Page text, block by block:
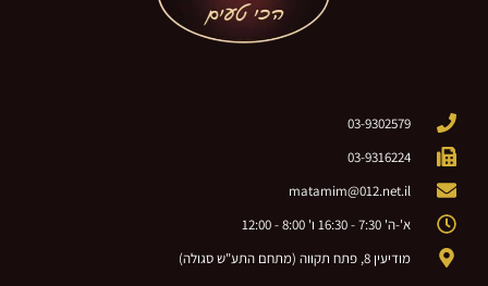
03-9302579
03-9316224
matamim@012.net.il
א'-ה' 7:30 - 16:30 ו' 8:00 - 12:00
מודיעין 8, פתח תקווה (מתחם התע"ש סגולה)